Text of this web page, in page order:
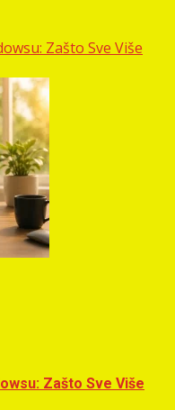
Zašto Sve Više
Zašto Sve Više